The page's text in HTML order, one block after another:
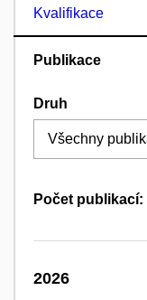
Kvalifikace
Publikace
Druh
Počet publikací:
2026